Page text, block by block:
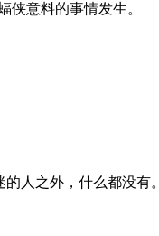
意料的事情发生。
人之外，什么都没有。